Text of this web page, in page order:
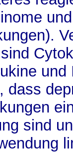
und
dass
sind